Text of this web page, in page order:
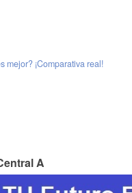
mejor? ¡Comparativa real!
A